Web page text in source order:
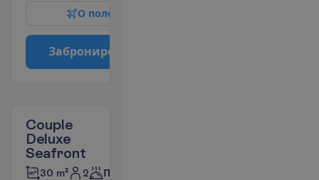
О поле
Заброниро
Couple
Deluxe
Seafront
30 m² 2 Полупансион